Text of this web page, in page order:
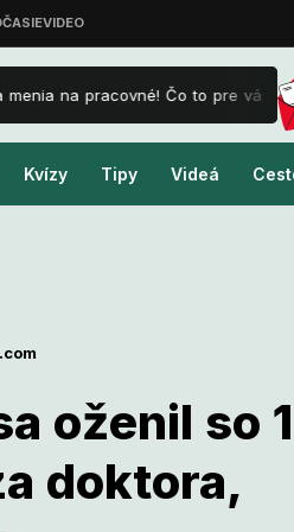
na pracovné! Čo to pre vás
Kvízy Tipy Videá
oženil so
doktora,